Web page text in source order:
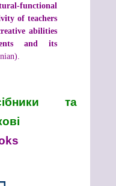
functional
of teachers
abilities
and its
та